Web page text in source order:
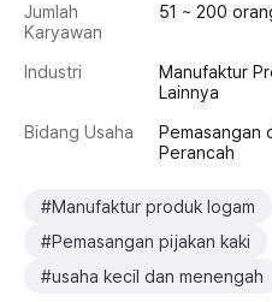
Jumlah
Karyawan
51 ~ 200
Industri
Manufaktur
Lainnya
Bidang Usaha
Pemasangan
Perancah
#Manufaktur produk logam
#Pemasangan pijakan kaki
#usaha kecil dan menengah